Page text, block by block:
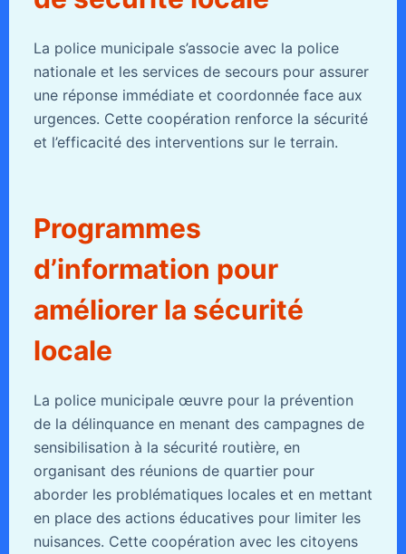
La police municipale s’associe avec la police
nationale et les services de secours pour assurer
une réponse immédiate et coordonnée face aux
urgences. Cette coopération renforce la sécurité
et l’efficacité des interventions sur le terrain.
Programmes
d’information pour
améliorer la sécurité
locale
La police municipale œuvre pour la prévention
de la délinquance en menant des campagnes de
sensibilisation à la sécurité routière, en
organisant des réunions de quartier pour
aborder les problématiques locales et en mettant
en place des actions éducatives pour limiter les
nuisances. Cette coopération avec les citoyens